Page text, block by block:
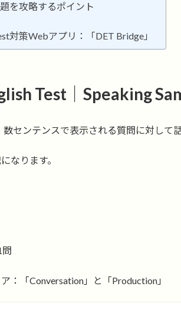
を攻略するポイント
対策Webアプリ：「DET Bridge」
Test｜Speaking
数センテンスで表示される質問に対して
なります。
問
：「Conversation」と「Production」